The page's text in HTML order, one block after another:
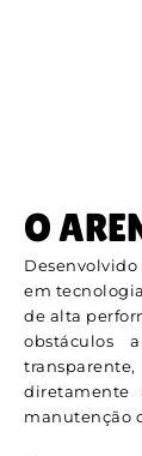
O
em
de alta
obstáculos
diretamente
manutenção